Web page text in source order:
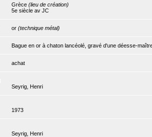
Grèce (lieu de création)
5e siècle av JC
or (technique métal)
Bague en or à chaton lancéolé, gravé d'une déesse-
achat
Seyrig, Henri
1973
Seyrig, Henri